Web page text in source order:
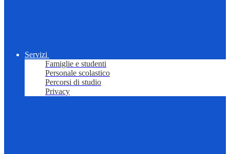
Servizi
Famiglie e studenti
Personale scolastico
Percorsi di studio
Privacy